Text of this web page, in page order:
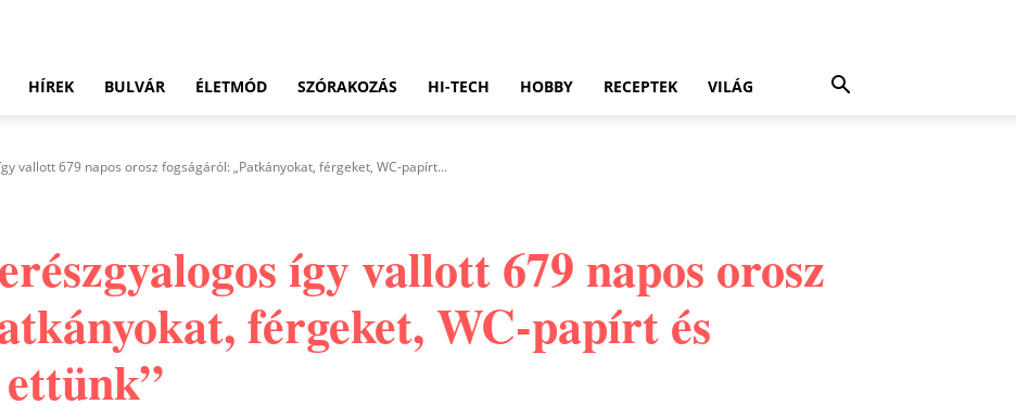
HÍREK BULVÁR ÉLETMÓD SZÓRAKOZÁS HI-TECH HOBBY RECEPTEK VILÁG
vallott 679 napos orosz fogságáról: „Patkányokat, férgeket, WC-papírt...
így vallott 679 napos orosz
férgeket, WC-papírt és